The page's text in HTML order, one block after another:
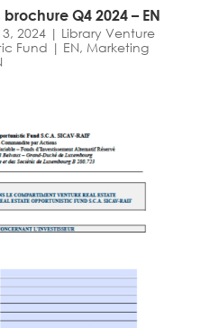
brochure Q4 2024 – EN
2024| Library Venture
Fund | EN, Marketing